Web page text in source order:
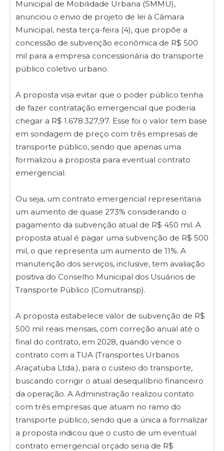
Municipal de Mobilidade Urbana (SMMU),
anunciou o envio de projeto de lei à Câmara
Municipal, nesta terça-feira (4), que propõe a
concessão de subvenção econômica de R$ 500
mil para a empresa concessionária do transporte
público coletivo urbano.
A proposta visa evitar que o poder público tenha
de fazer contratação emergencial que poderia
chegar a R$ 1.678.327,97. Esse foi o valor tem base
em sondagem de preço com três empresas de
transporte público, sendo que apenas uma
formalizou a proposta para eventual contrato
emergencial.
Ou seja, um contrato emergencial representaria
um aumento de quase 273% considerando o
pagamento da subvenção atual de R$ 450 mil. A
proposta atual é pagar uma subvenção de R$ 500
mil, o que representa um aumento de 11%. A
manutenção dos serviços, inclusive, tem avaliação
positiva do Conselho Municipal dos Usuários de
Transporte Público (Comutransp).
A proposta estabelece valor de subvenção de R$
500 mil reais mensais, com correção anual até o
final do contrato, em 2028, quando vence o
contrato com a TUA (Transportes Urbanos
Araçatuba Ltda.), para o custeio do transporte,
buscando corrigir o atual desequilíbrio financeiro
da operação. A Administração realizou contato
com três empresas que atuam no ramo do
transporte público, sendo que a única a formalizar
a proposta indicou que o custo de um eventual
contrato emergencial orçado seria de R$